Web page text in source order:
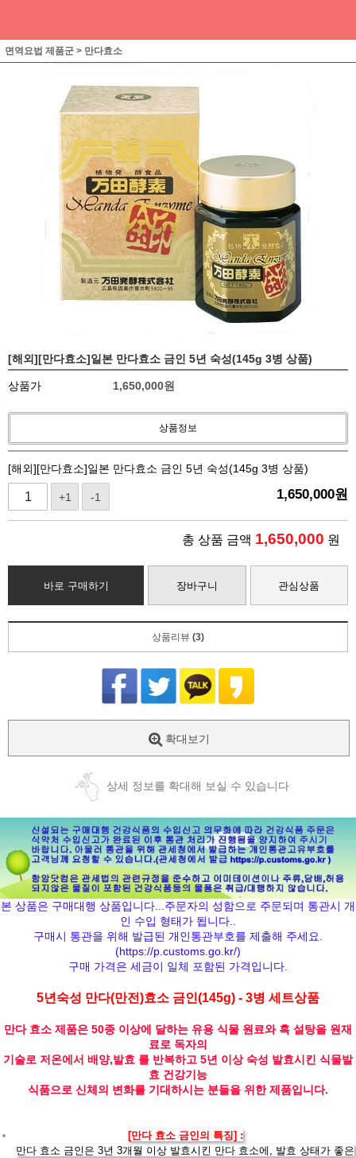
면역요법 제품군 > 만다효소
[해외][만다효소]일본 만다효소 금인 5년 숙성(145g 3병 상품)
상품가 1,650,000원
상품정보
[해외][만다효소]일본 만다효소 금인 5년 숙성(145g 3병 상품)
+1 -1 1,650,000원
총 상품 금액 1,650,000 원
바로 구매하기 장바구니 관심상품
상품리뷰 (3)
확대보기
상세 정보를 확대해 보실 수 있습니다
본 상품은 구매대행 상품입니다...주문자의 성함으로 주문되며 통관시 개
인 수입 형태가 됩니다..
구매시 통관을 위해 발급된 개인통관부호를 제출해 주세요.
(https://p.customs.go.kr/)
구매 가격은 세금이 일체 포함된 가격입니다.
5년숙성 만다(만전)효소 금인(145g) - 3병 세트상품
만다 효소 제품은 50종 이상에 달하는 유용 식물 원료와 흑 설탕을 원재
료로 독자의
기술로 저온에서 배양,발효 를 반복하고 5년 이상 숙성 발효시킨 식물발
효 건강기능
식품으로 신체의 변화를 기대하시는 분들을 위한 제품입니다.
[만다 효소 금인의 특징] :
만다 효소 금인은 3년 3개월 이상 발효시킨 만다 효소에, 발효 상태가 좋은